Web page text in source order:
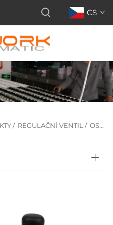
CS
/ REGULAČNÍ VENTIL/ OSTATNÍ VENTILY